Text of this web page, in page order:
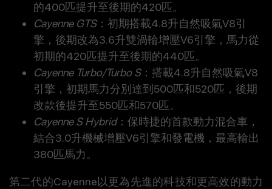
的400匹提升至後期的420匹。
Cayenne GTS：初期搭載4.8升自然吸氣V8引
擎，後期改為3.6升雙渦輪增壓V6引擎，馬力從
初期的420匹提升至後期的440匹。
Cayenne Turbo/Turbo S：搭載4.8升自然吸氣V8
引擎，初期馬力分別達到500匹和520匹，後期
改款後提升至550匹和570匹。
Cayenne S Hybrid：保時捷的首款動力混合車，
結合3.0升機械增壓V6引擎和發電機，最高輸出
380匹馬力。
第二代的Cayenne以更為先進的科技和更高效的動力